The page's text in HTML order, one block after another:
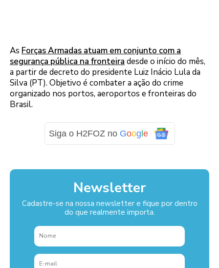
As Forças Armadas atuam em conjunto com a
segurança pública na fronteira desde o início do mês,
a partir de decreto do presidente Luiz Inácio Lula da
Silva (PT). Objetivo é combater a ação do crime
organizado nos portos, aeroportos e fronteiras do
Brasil.
Siga o H2FOZ no Goog e
Newsletter
Cadastre-se na nossa newsletter e fique por dentro
do que realmente importa.